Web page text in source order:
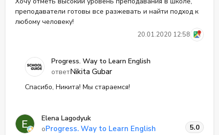
20.01.2020 12:58
преподаватели готовы все разжевать и найти подход к
любому человеку!
Progress. Way to Learn English
ответNikita Gubar
Спасибо, Никита! Мы стараемся!
Elena Lagodyuk
оProgress. Way to Learn English
5.0